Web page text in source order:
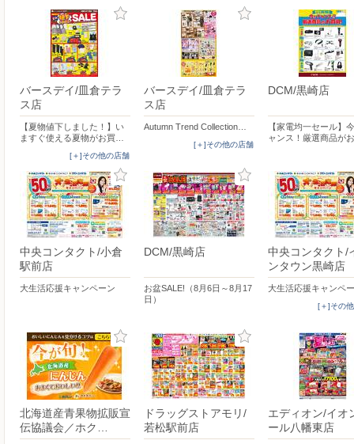
バースデイ/皿倉テラ
ス店
【夏物値下しました！】い
ますぐ使える夏物がお買…
[＋]その他の店舗
バースデイ/皿倉テラ
ス店
Autumn Trend Collection…
[＋]その他の店舗
DCM/黒崎店
【家電均一セール】
ャンス！厳選商品が
中央コンタクト/小倉
駅前店
大生活応援キャンペーン
DCM/黒崎店
お盆SALE!（8月6日～8月17
日）
中央コンタクト/
ンタウン黒崎店
大生活応援キャンペ
[＋]その
北海道産青果物拡販宣
伝協議会／ホク…
ドラッグストアモリ/
若松駅前店
エディオン/イオ
ール八幡東店